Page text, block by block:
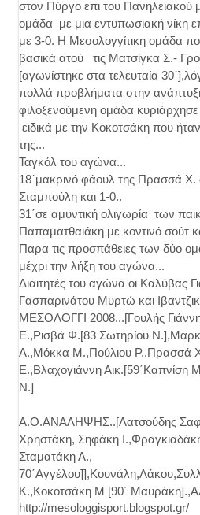
στον Πύργο επι του Πανηλειακού
ομάδα με μια εντυπωσιακή νίκη
με 3-0. Η Μεσολογγίτικη ομάδα
βασικά ατού τις Ματσίγκα Σ.-
[αγωνίστηκε στα τελευταία
πολλά προβλήματα στην
φιλοξενούμενη ομάδα
ειδικά με την Κοκοτσάκη που
της...
Ταγκόλ του αγώνα...
18΄μακρινό φάουλ της Πρασσά Χ.
Σταμπούλη και 1-0..
31΄σε αμυντική ολιγωρία των
Παπαματθαιάκη με κοντινό σούτ
Παρα τις προσπάθειες των δύο
μέχρι την λήξη του αγώνα...
Διαιτητές του αγώνα οι Καλύβας
Γασπαρινάτου Μυρτώ και
ΜΕΣΟΛΟΓΓΙ 2008...[Γουλής
Ε.,Ρισβά Φ.[83 Σωτηρίου
Α.,Μόκκα Μ.,Πούλιου Ρ.,Πρασσά
Ε.,Βλαχογιάννη Αικ.[59΄Καπνίση
Ν.]
Α.Ο.ΑΝΑΛΗΨΗΣ..[Λατσούδης
Χρηστάκη, Σηφάκη
Σταματάκη Α.,
Κ.,Κοκοτσάκη Μ [90΄
http://mesologgisport.blogspot.gr/